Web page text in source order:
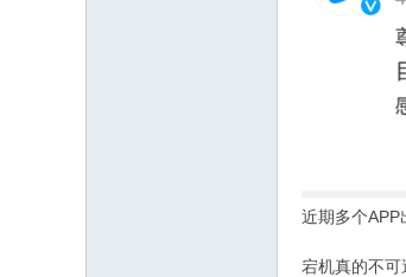
近期多个APP
宕机真的不可